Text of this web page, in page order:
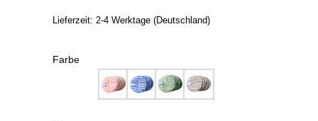
Lieferzeit: 2-4 Werktage (Deutschland)
Farbe